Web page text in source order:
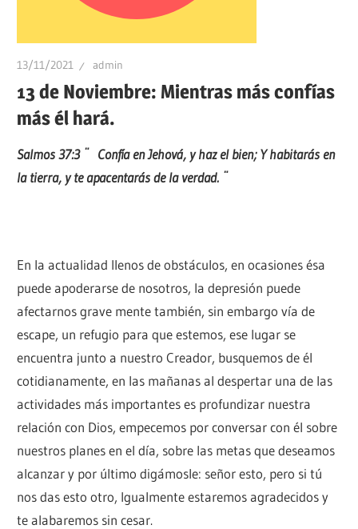
13/11/2021 admin
13 de Noviembre: Mientras más confías
más él hará.
Salmos 37:3 ¨ Confía en Jehová, y haz el bien; Y habitarás en
la tierra, y te apacentarás de la verdad. ¨
En la actualidad llenos de obstáculos, en ocasiones ésa
puede apoderarse de nosotros, la depresión puede
afectarnos grave mente también, sin embargo vía de
escape, un refugio para que estemos, ese lugar se
encuentra junto a nuestro Creador, busquemos de él
cotidianamente, en las mañanas al despertar una de las
actividades más importantes es profundizar nuestra
relación con Dios, empecemos por conversar con él sobre
nuestros planes en el día, sobre las metas que deseamos
alcanzar y por último digámosle: señor esto, pero si tú
nos das esto otro, Igualmente estaremos agradecidos y
te alabaremos sin cesar.